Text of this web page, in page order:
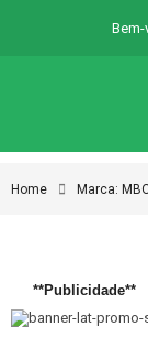
Home Marca:
**Publicidade**